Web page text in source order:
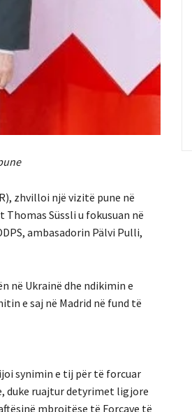
zhvilloi një vizitë pune në
Süssli u fokusuan në
ambasadorin Pälvi Pulli,
në Ukrainë dhe ndikimin e
e saj në Madrid në fund të
synimin e tij për të forcuar
duke ruajtur detyrimet ligjore
mbrojtëse të Forcave të